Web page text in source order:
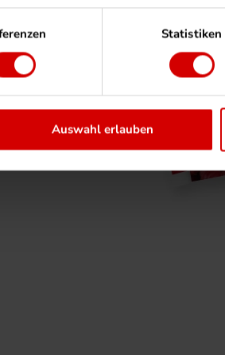
Statistiken
Auswahl erlauben
bei der
Ihrer